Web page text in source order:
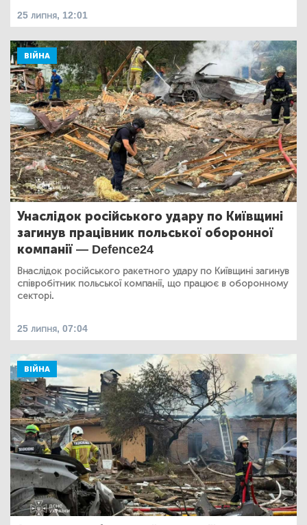
25 липня, 12:01
ВІЙНА
Унаслідок російського удару по Київщині
загинув працівник польської оборонної
компанії — Defence24
Внаслідок російського ракетного удару по Київщині загинув
співробітник польської компанії, що працює в оборонному
секторі.
25 липня, 07:04
ВІЙНА